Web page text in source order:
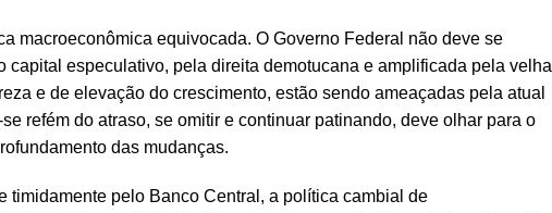
macroeconômica equivocada. O Governo Federal não deve se
especulativo, pela direita demotucana e amplificada pela velha
e de elevação do crescimento, estão sendo ameaçadas pela atual
refém do atraso, se omitir e continuar patinando, deve olhar para o
das mudanças.
timidamente pelo Banco Central, a política cambial de